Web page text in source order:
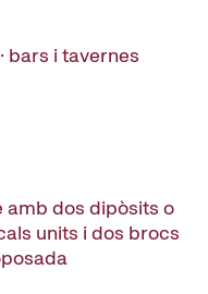
bars i tavernes
dos dipòsits o
units i dos brocs